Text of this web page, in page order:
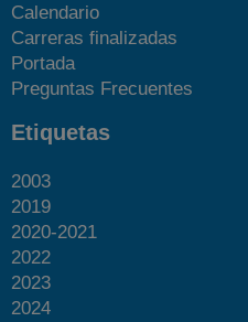
Calendario
Carreras finalizadas
Portada
Preguntas Frecuentes
Etiquetas
2003
2019
2020-2021
2022
2023
2024